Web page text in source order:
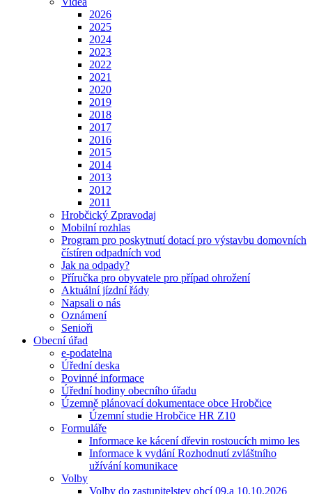
2026
2025
2024
2023
2022
2021
2020
2019
2018
2017
2016
2015
2014
2013
2012
2011
Hrobčický Zpravodaj
Mobilní rozhlas
Program pro poskytnutí dotací pro výstavbu domovních
čístíren odpadních vod
Jak na odpady?
Příručka pro obyvatele pro případ ohrožení
Aktuální jízdní řády
Napsali o nás
Oznámení
Senioři
Obecní úřad
e-podatelna
Úřední deska
Povinné informace
Úřední hodiny obecního úřadu
Územně plánovací dokumentace obce Hrobčice
Územní studie Hrobčice HR Z10
Formuláře
Informace ke kácení dřevin rostoucích mimo les
Informace k vydání Rozhodnutí zvláštního
užívání komunikace
Volby
Volby do zastupitelstev obcí 09.a 10.10.2026